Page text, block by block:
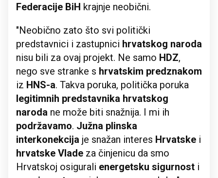
Federacije BiH krajnje neobični.
"Neobično zato što svi politički
predstavnici i zastupnici hrvatskog naroda
nisu bili za ovaj projekt. Ne samo HDZ,
nego sve stranke s hrvatskim predznakom
iz HNS-a. Takva poruka, politička poruka
legitimnih predstavnika hrvatskog
naroda ne može biti snažnija. I mi ih
podržavamo. Južna plinska
interkonekcija je snažan interes Hrvatske i
hrvatske Vlade za činjenicu da smo
Hrvatskoj osigurali energetsku sigurnost i